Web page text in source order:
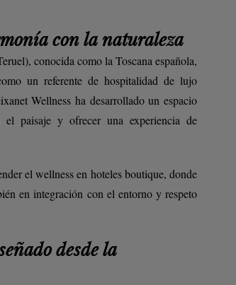
con la naturaleza
conocida como la Toscana española,
un referente de hospitalidad de lujo
Wellness ha desarrollado un espacio
el paisaje y ofrecer una experiencia de
el wellness en hoteles boutique, donde
en integración con el entorno y respeto
desde la